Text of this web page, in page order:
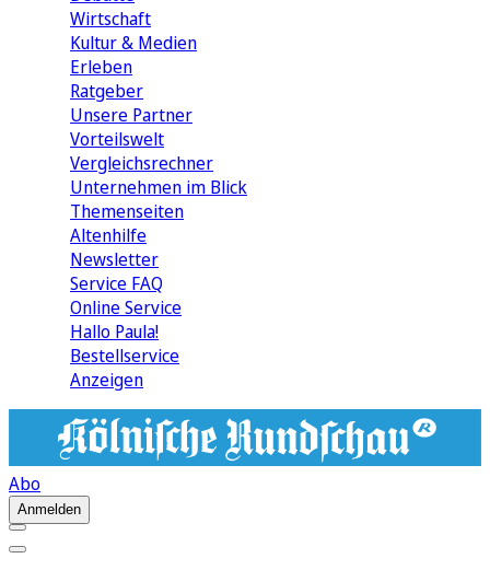
Wirtschaft
Kultur & Medien
Erleben
Ratgeber
Unsere Partner
Vorteilswelt
Vergleichsrechner
Unternehmen im Blick
Themenseiten
Altenhilfe
Newsletter
Service FAQ
Online Service
Hallo Paula!
Bestellservice
Anzeigen
Abo
Anmelden